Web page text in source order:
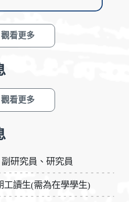
觀看更多
觀看更多
研究員、研究員
工讀生(需為在學學生)